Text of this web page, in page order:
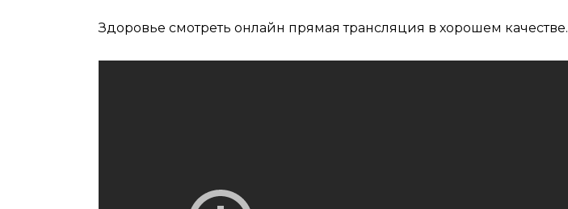
Здоровье смотреть онлайн прямая трансляция в хорошем качестве.